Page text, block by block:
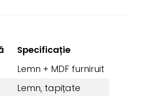
Specificație
Lemn + MDF furniruit
Lemn, tapițate